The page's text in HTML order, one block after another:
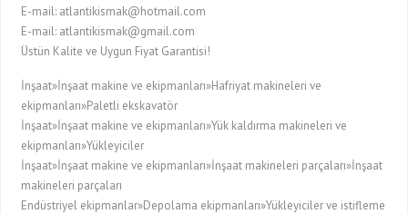
E-mail: atlantikismak@hotmail.com
E-mail: atlantikismak@gmail.com
Üstün Kalite ve Uygun Fiyat Garantisi!
İnşaat»İnşaat makine ve ekipmanları»Hafriyat makineleri ve
ekipmanları»Paletli ekskavatör
İnşaat»İnşaat makine ve ekipmanları»Yük kaldırma makineleri ve
ekipmanları»Yükleyiciler
İnşaat»İnşaat makine ve ekipmanları»İnşaat makineleri parçaları»İnşaat
makineleri parçaları
Endüstriyel ekipmanlar»Depolama ekipmanları»Yükleyiciler ve istifleme